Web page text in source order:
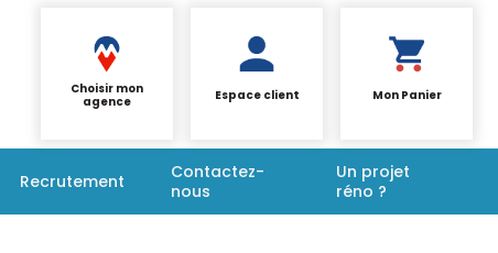
Choisir mon
agence
Espace client Mon Panier
Recrutement
Contactez-
nous
Un projet
réno ?